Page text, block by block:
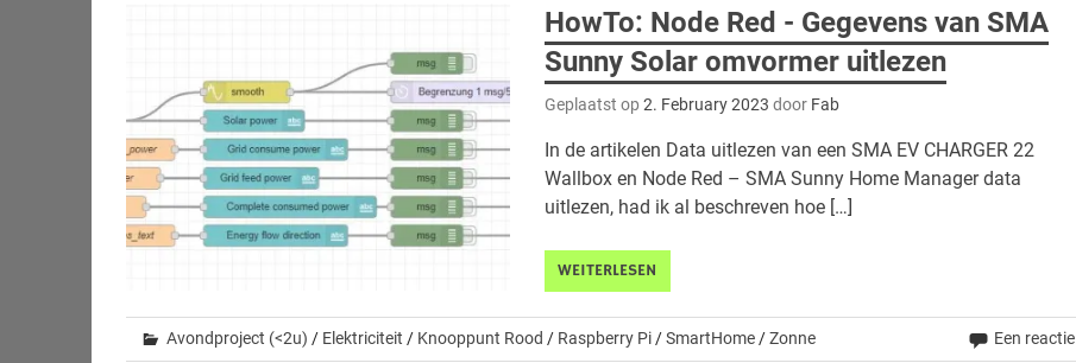
HowTo: Node Red - Gegevens van SMA
Sunny Solar omvormer uitlezen
Geplaatst op2. February 2023 door Fab
In de artikelen Data uitlezen van een SMA EV CHARGER 22
Wallbox en Node Red – SMA Sunny Home Manager data
uitlezen, had ik al beschreven hoe […]
WEITERLESEN
Avondproject (<2u) / Elektriciteit / Knooppunt Rood / Raspberry Pi/SmartHome/Zonne Een reactie